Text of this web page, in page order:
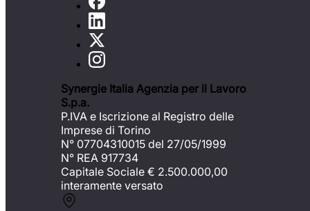
Synergie Italia Agenzia per il Lavoro
S.p.a.
P.IVA e Iscrizione al Registro delle
Imprese di Torino
N° 07704310015 del 27/05/1999
N° REA 917734
Capitale Sociale € 2.500.000,00
interamente versato